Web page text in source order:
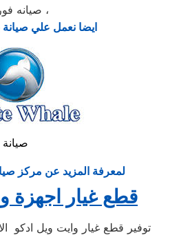
صيانه فورية ،
ايضا نعمل علي
لمعرفة المزيد عن مركز
قطع غيار اجهزة
توفير قطع غيار وايت ويل ادكو